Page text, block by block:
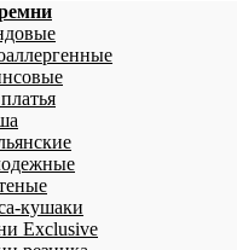
кушаки
Exclusive